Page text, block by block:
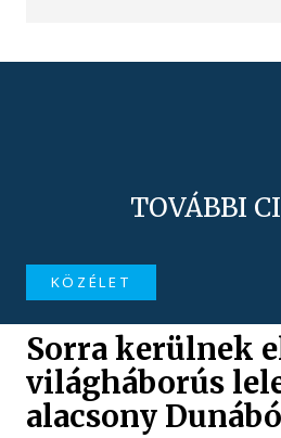
TOVÁBBI
KÖZÉLET
Sorra kerülnek
világháborús
alacsony